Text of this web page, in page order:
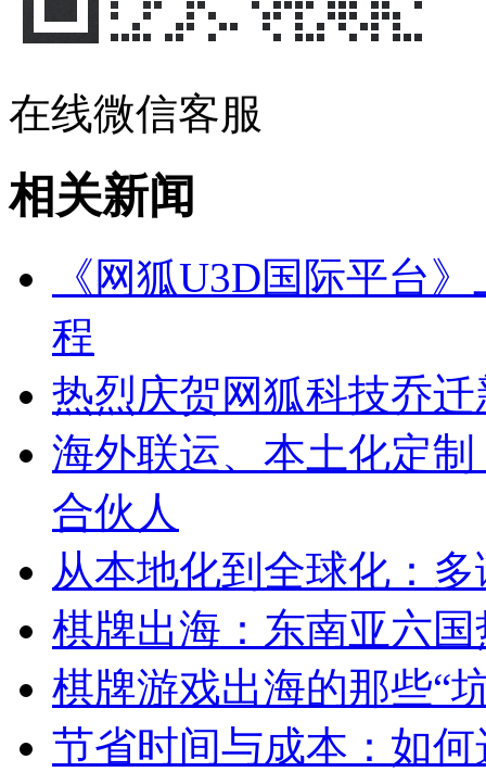
在线微信客服
相关新闻
《网狐U3D国际平台
程
热烈庆贺网狐科技乔迁
海外联运、本土化定
合伙人
从本地化到全球化：
棋牌出海：东南亚六
棋牌游戏出海的那些“
节省时间与成本：如